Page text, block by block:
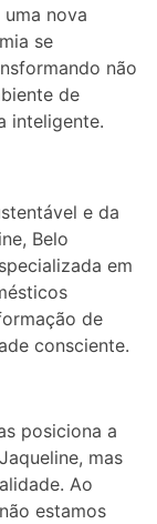
nova
se
não
de
inteligente.
e da
Belo
em
de
consciente.
posiciona a
mas
Ao
estamos